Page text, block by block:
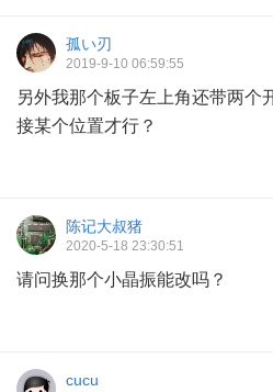
孤い刃
2019-9-10 06:59:55
另外我那个板子左上角还带两个
接某个位置才行？
陈记大叔猪
2020-5-18 23:30:51
请问换那个小晶振能改吗？
cucu